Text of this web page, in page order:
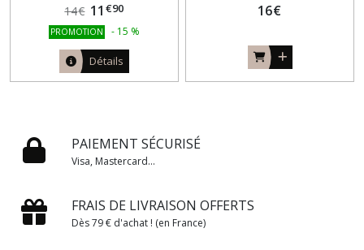
14€ 11 €90
PROMOTION - 15 %
Détails
16€
PAIEMENT SÉCURISÉ
Visa, Mastercard...
FRAIS DE LIVRAISON OFFERTS
Dès 79 € d'achat ! (en France)